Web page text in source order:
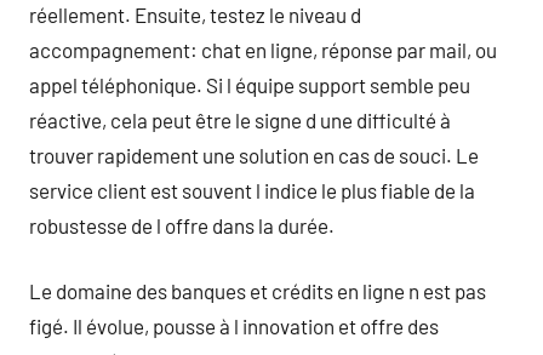
réellement. Ensuite, testez le niveau d
accompagnement: chat en ligne, réponse par mail, ou
appel téléphonique. Si l équipe support semble peu
réactive, cela peut être le signe d une difficulté à
trouver rapidement une solution en cas de souci. Le
service client est souvent l indice le plus fiable de la
robustesse de l offre dans la durée.
Le domaine des banques et crédits en ligne n est pas
figé. Il évolue, pousse à l innovation et offre des